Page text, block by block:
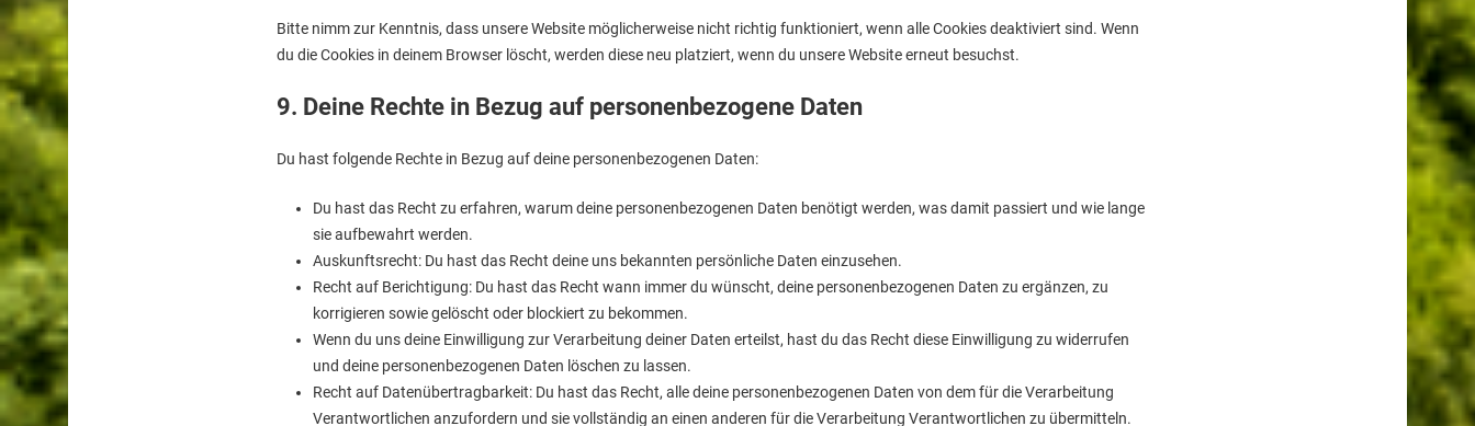
Bitte nimm zur Kenntnis, dass unsere Website möglicherweise nicht richtig funktioniert, wenn alle Cookies deaktiviert sind. Wenn
du die Cookies in deinem Browser löscht, werden diese neu platziert, wenn du unsere Website erneut besuchst.
9. Deine Rechte in Bezug auf personenbezogene Daten
Du hast folgende Rechte in Bezug auf deine personenbezogenen Daten:
Du hast das Recht zu erfahren, warum deine personenbezogenen Daten benötigt werden, was damit passiert und wie lange
sie aufbewahrt werden.
Auskunftsrecht: Du hast das Recht deine uns bekannten persönliche Daten einzusehen.
Recht auf Berichtigung: Du hast das Recht wann immer du wünscht, deine personenbezogenen Daten zu ergänzen, zu
korrigieren sowie gelöscht oder blockiert zu bekommen.
Wenn du uns deine Einwilligung zur Verarbeitung deiner Daten erteilst, hast du das Recht diese Einwilligung zu widerrufen
und deine personenbezogenen Daten löschen zu lassen.
Recht auf Datenübertragbarkeit: Du hast das Recht, alle deine personenbezogenen Daten von dem für die Verarbeitung
Verantwortlichen anzufordern und sie vollständig an einen anderen für die Verarbeitung Verantwortlichen zu übermitteln.